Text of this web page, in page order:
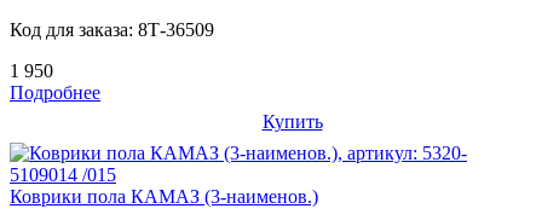
Код для заказа: 8Т-36509
1 950
Подробнее
Купить
Коврики пола КАМАЗ (3-наименов.)